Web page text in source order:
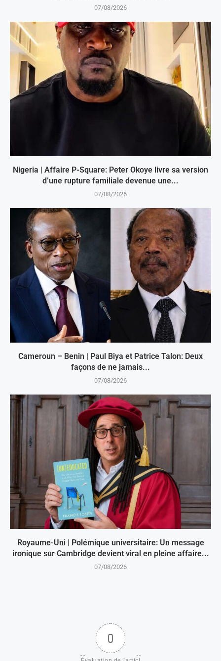
07/08/2026
Nigeria | Affaire P-Square: Peter Okoye livre sa version
d’une rupture familiale devenue une...
07/08/2026
Cameroun – Benin | Paul Biya et Patrice Talon: Deux
façons de ne jamais...
07/08/2026
Royaume-Uni | Polémique universitaire: Un message
ironique sur Cambridge devient viral en pleine affaire...
07/08/2026
0